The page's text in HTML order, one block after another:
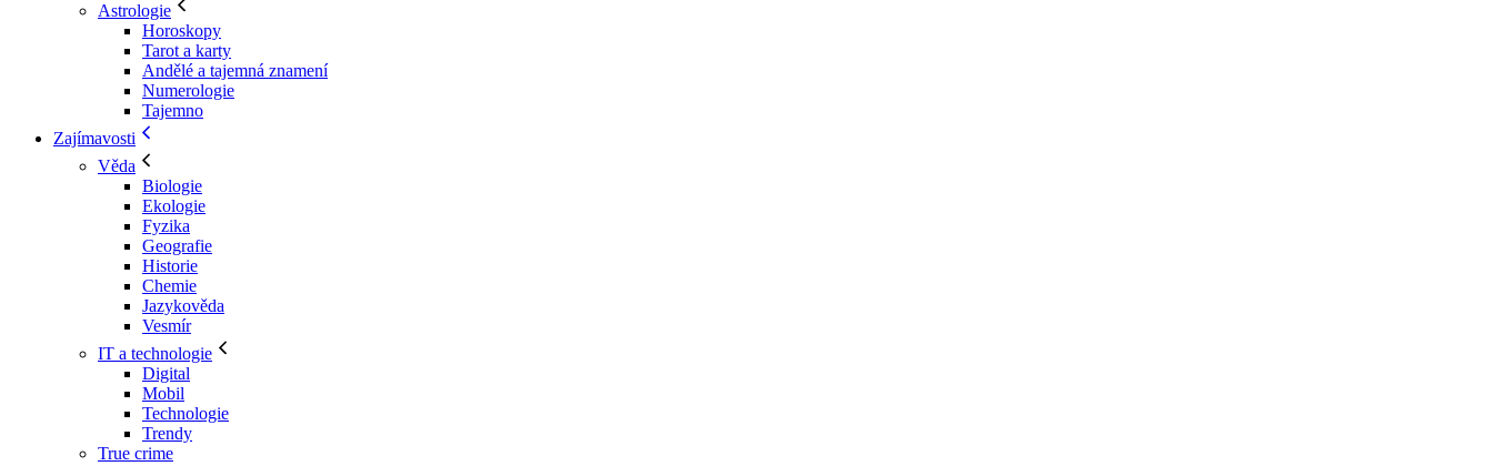
Astrologie
Horoskopy
Tarot a karty
Andělé a tajemná znamení
Numerologie
Tajemno
Zajímavosti
Věda
Biologie
Ekologie
Fyzika
Geografie
Historie
Chemie
Jazykověda
Vesmír
IT a technologie
Digital
Mobil
Technologie
Trendy
True crime